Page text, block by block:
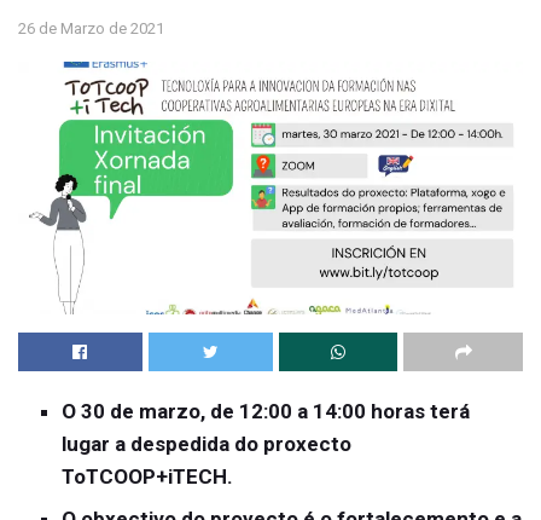
26 de Marzo de 2021
O 30 de marzo, de 12:00 a 14:00 horas terá
lugar a despedida do proxecto
ToTCOOP+iTECH.